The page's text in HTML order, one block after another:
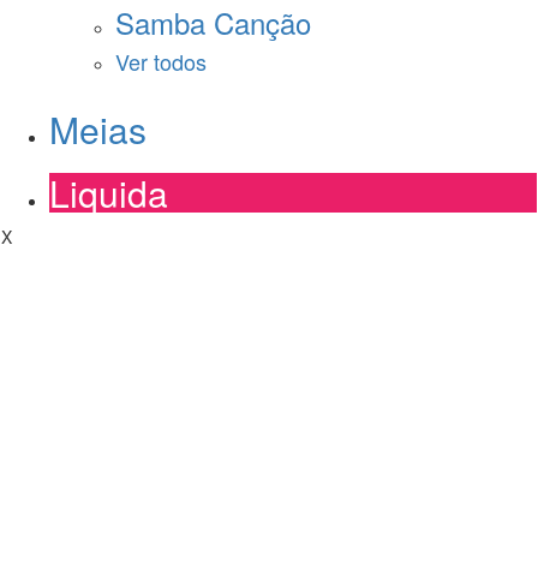
Samba Canção
Ver todos
Meias
Liquida
X